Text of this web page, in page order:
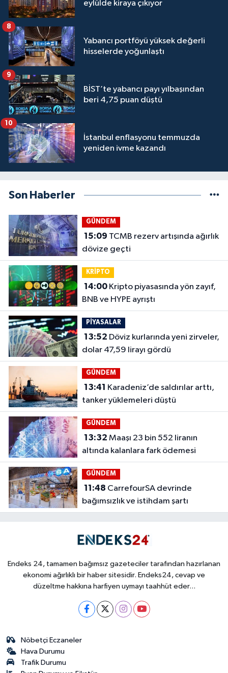
eylülde kiraya çıkıyor
Yabancı portföyü yüksek değerli
hisselerde yoğunlaştı
8
BİST’te yabancı payı yılbaşından
beri 4,75 puan düştü
9
İstanbul enflasyonu temmuzda
yeniden ivme kazandı
10
Son Haberler
GÜNDEM
15:09
dövize geçti
KRİPTO
14:00Kripto piyasasında yön zayıf,
BNB ve HYPE ayrıştı
PİYASALAR
13:52
dolar 47,59 lirayı gördü
GÜNDEM
13:41
tanker yüklemeleri düştü
GÜNDEM
13:32
altında kalanlara fark ödemesi
GÜNDEM
11:48
bağımsızlık ve istihdam şartı
Endeks 24, tamamen bağımsız gazeteciler tarafından hazırlanan
ekonomi ağırlıklı bir haber sitesidir. Endeks24, cevap ve
düzeltme hakkına harfiyen uymayı taahhüt eder...
Nöbetçi Eczaneler
Hava Durumu
Trafik Durumu